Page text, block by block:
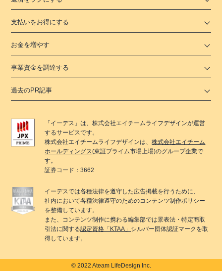
支払いをお得にする
お金を増やす
事業資金を調達する
過去のPR記事
「 イーデス 」は、株式会社エイチームライフデザインが運営
するサービスです。
株式会社エイチームライフデザインは、株式会社エイチーム
ホールディングス(東証プライム市場上場)のグループ企業で
す。
証券コード：3662
イーデスでは各種法律を遵守した広告掲載を行うために、
社内において各種法律遵守のためのコンテンツ制作ポリシー
を整備しています。
また、コンテンツ制作に携わる編集部では景表法・特定商取
引法に関する認定資格「KTAA」 シルバー団体認証マークを取
得しています。
© 2022 Ateam LifeDesign Inc.